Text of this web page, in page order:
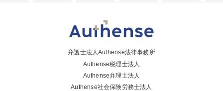
弁護士法人Authense法律事務所
Authense税理士法人
Authense弁理士法人
Authense社会保険労務士法人